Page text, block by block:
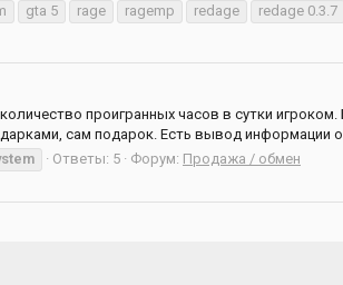
gta 5 rage ragemp redage redage 0.3.7
проигранных часов в сутки
сам подарок. Есть вывод информации о
Ответы: 5 Форум: Продажа / обмен